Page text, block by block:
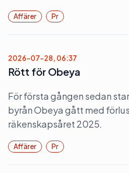
Affärer Pr
2026-07-28, 06:37
Rött för Obeya
För första gången sedan
byrån Obeya gått med
räkenskapsåret 2025.
Affärer Pr